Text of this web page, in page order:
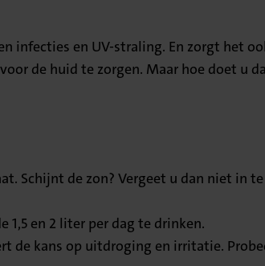
infecties en UV-straling. En zorgt het
de huid te zorgen. Maar hoe doet u
Schijnt de zon? Vergeet u dan niet in
1,5 en 2 liter per dag te drinken.
de kans op uitdroging en irritatie.